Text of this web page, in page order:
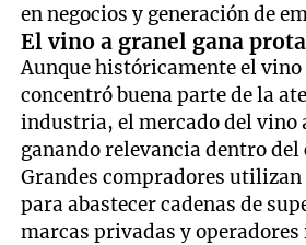
en negocios y generación de
El vino a granel gana
Aunque históricamente el
concentró buena parte de la
industria, el mercado del vino
ganando relevancia dentro
Grandes compradores
para abastecer cadenas de
marcas privadas y